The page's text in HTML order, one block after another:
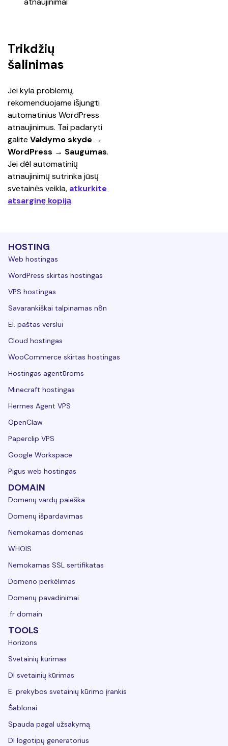
Trikdžių
šalinimas
Jei kyla problemų,
rekomenduojame išjungti
automatinius WordPress
atnaujinimus. Tai padaryti
galite Valdymo skyde →
WordPress → Saugumas.
Jei dėl automatinių
atnaujinimų sutrinka jūsų
svetainės veikla, atkurkite
atsarginę kopiją.
HOSTING
Web hostingas
WordPress skirtas hostingas
VPS hostingas
Savarankiškai talpinamas n8n
El. paštas verslui
Cloud hostingas
WooCommerce skirtas hostingas
Hostingas agentūroms
Minecraft hostingas
Hermes Agent VPS
OpenClaw
Paperclip VPS
Google Workspace
Pigus web hostingas
DOMAIN
Domenų vardų paieška
Domenų išpardavimas
Nemokamas domenas
WHOIS
Nemokamas SSL sertifikatas
Domeno perkėlimas
Domenų pavadinimai
.fr domain
TOOLS
Horizons
Svetainių kūrimas
DI svetainių kūrimas
E. prekybos svetainių kūrimo įrankis
Šablonai
Spauda pagal užsakymą
DI logotipų generatorius